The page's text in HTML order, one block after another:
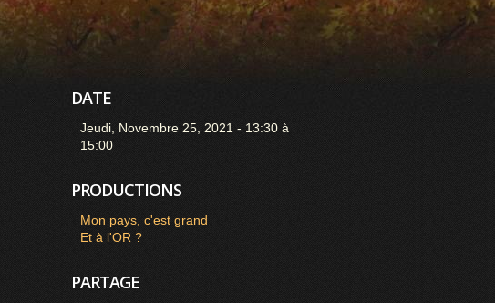
DATE
Jeudi, Novembre 25, 2021 - 13:30 à
15:00
PRODUCTIONS
Mon pays, c'est grand
Et à l'OR ?
PARTAGE